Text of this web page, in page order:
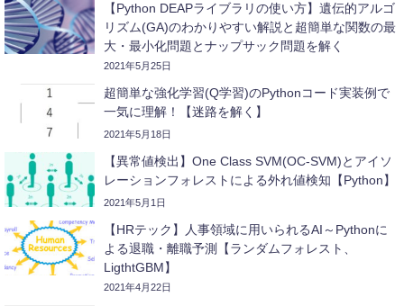
【Python DEAPライブラリの使い方】遺伝的アルゴ
リズム(GA)のわかりやすい解説と超簡単な関数の最
大・最小化問題とナップサック問題を解く
2021年5月25日
超簡単な強化学習(Q学習)のPythonコード実装例で
一気に理解！【迷路を解く】
2021年5月18日
【異常値検出】One Class SVM(OC-SVM)とアイソ
レーションフォレストによる外れ値検知【Python】
2021年5月1日
【HRテック】人事領域に用いられるAI～Pythonに
よる退職・離職予測【ランダムフォレスト、
LigthtGBM】
2021年4月22日